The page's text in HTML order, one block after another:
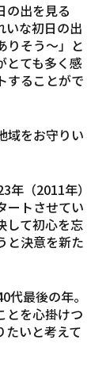
の出を見る
いな初日の出
りそう～」と
とても多く感
することがで
域をお守りい
（2011年）
ートさせてい
して初心を忘
と決意を新た
代最後の年。
とを心掛けつ
たいと考えて